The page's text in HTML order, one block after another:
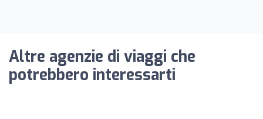
Altre agenzie di viaggi che
potrebbero interessarti